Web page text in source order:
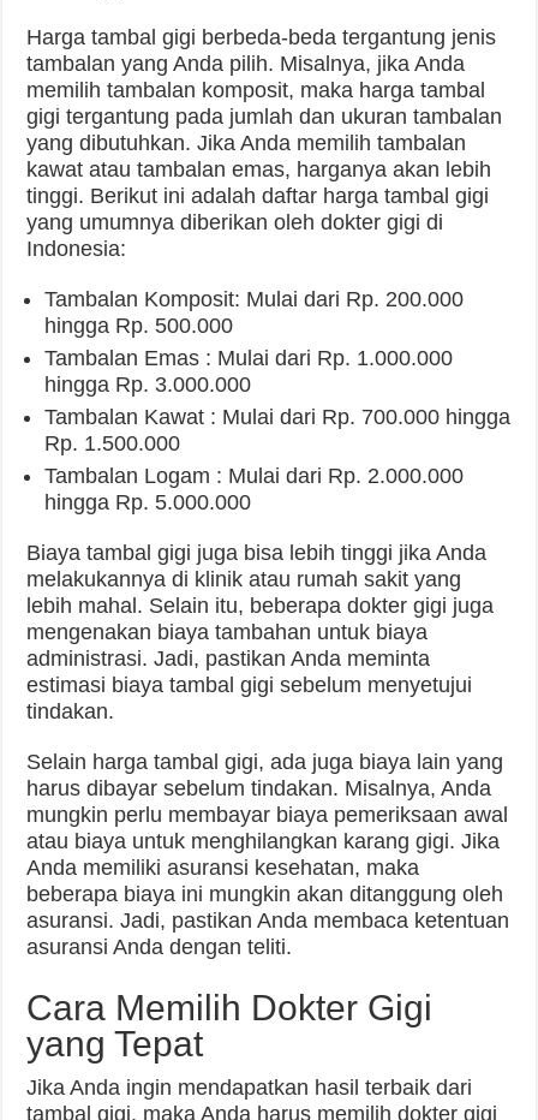
Harga tambal gigi berbeda-beda tergantung jenis
tambalan yang Anda pilih. Misalnya, jika Anda
memilih tambalan komposit, maka harga tambal
gigi tergantung pada jumlah dan ukuran tambalan
yang dibutuhkan. Jika Anda memilih tambalan
kawat atau tambalan emas, harganya akan lebih
tinggi. Berikut ini adalah daftar harga tambal gigi
yang umumnya diberikan oleh dokter gigi di
Indonesia:
Tambalan Komposit: Mulai dari Rp. 200.000
hingga Rp. 500.000
Tambalan Emas : Mulai dari Rp. 1.000.000
hingga Rp. 3.000.000
Tambalan Kawat : Mulai dari Rp. 700.000 hingga
Rp. 1.500.000
Tambalan Logam : Mulai dari Rp. 2.000.000
hingga Rp. 5.000.000
Biaya tambal gigi juga bisa lebih tinggi jika Anda
melakukannya di klinik atau rumah sakit yang
lebih mahal. Selain itu, beberapa dokter gigi juga
mengenakan biaya tambahan untuk biaya
administrasi. Jadi, pastikan Anda meminta
estimasi biaya tambal gigi sebelum menyetujui
tindakan.
Selain harga tambal gigi, ada juga biaya lain yang
harus dibayar sebelum tindakan. Misalnya, Anda
mungkin perlu membayar biaya pemeriksaan awal
atau biaya untuk menghilangkan karang gigi. Jika
Anda memiliki asuransi kesehatan, maka
beberapa biaya ini mungkin akan ditanggung oleh
asuransi. Jadi, pastikan Anda membaca ketentuan
asuransi Anda dengan teliti.
Cara Memilih Dokter Gigi
yang Tepat
Jika Anda ingin mendapatkan hasil terbaik dari
tambal gigi, maka Anda harus memilih dokter gigi